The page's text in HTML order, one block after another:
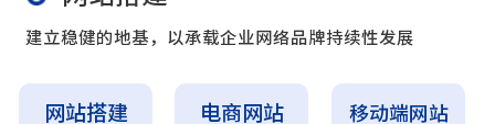
建立稳健的地基，以承载企业网络品牌持续性发展
网站搭建 电商网站 移动端网站